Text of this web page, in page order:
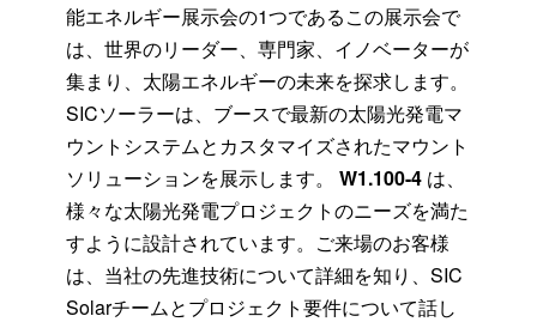
能エネルギー展示会の1つであるこの展示会で
は、世界のリーダー、専門家、イノベーターが
集まり、太陽エネルギーの未来を探求します。
SICソーラーは、ブースで最新の太陽光発電マ
ウントシステムとカスタマイズされたマウント
ソリューションを展示します。 W1.100-4 は、
様々な太陽光発電プロジェクトのニーズを満た
すように設計されています。ご来場のお客様
は、当社の先進技術について詳細を知り、SIC
Solarチームとプロジェクト要件について話し